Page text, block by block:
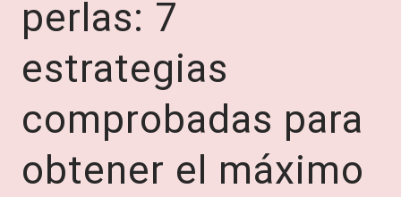
perlas: 7
estrategias
comprobadas para
obtener el máximo